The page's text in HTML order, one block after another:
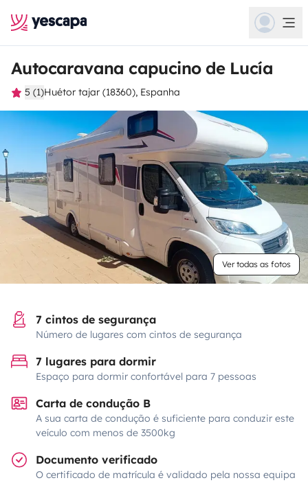
Autocaravana capucino de Lucía
5 (1)Huétor tajar (18360), Espanha
Ver todas as fotos
7 cintos de segurança
Número de lugares com cintos de segurança
7 lugares para dormir
Espaço para dormir confortável para 7 pessoas
Carta de condução B
A sua carta de condução é suficiente para conduzir este
veículo com menos de 3500kg
Documento verificado
O certificado de matrícula é validado pela nossa equipa